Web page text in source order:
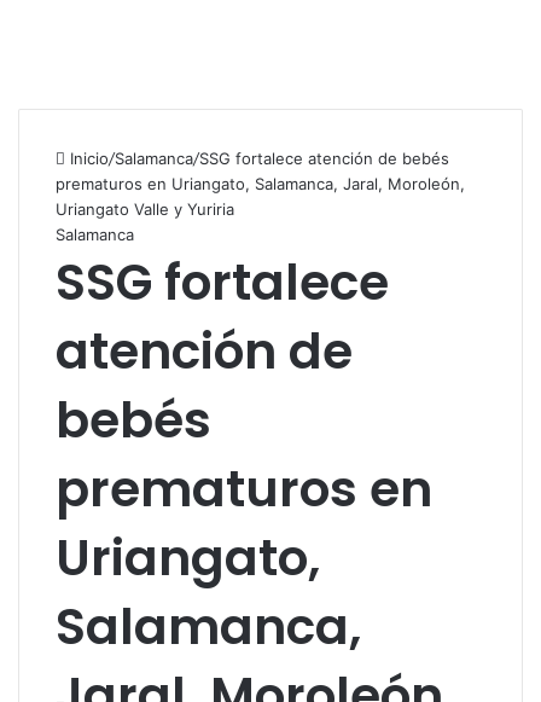
Inicio/Salamanca/SSG fortalece atención de bebés
prematuros en Uriangato, Salamanca, Jaral, Moroleón,
Uriangato Valle y Yuriria
Salamanca
SSG fortalece
atención de
bebés
prematuros en
Uriangato,
Salamanca,